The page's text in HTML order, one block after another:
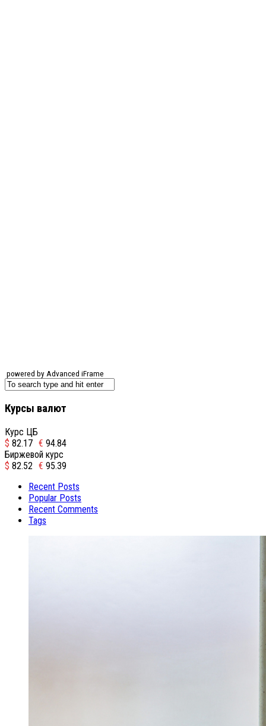
powered by Advanced iFrame
Курсы валют
Курс ЦБ
$ 82.17 € 94.84
Биржевой курс
$ 82.52 € 95.39
Recent Posts
Popular Posts
Recent Comments
Tags